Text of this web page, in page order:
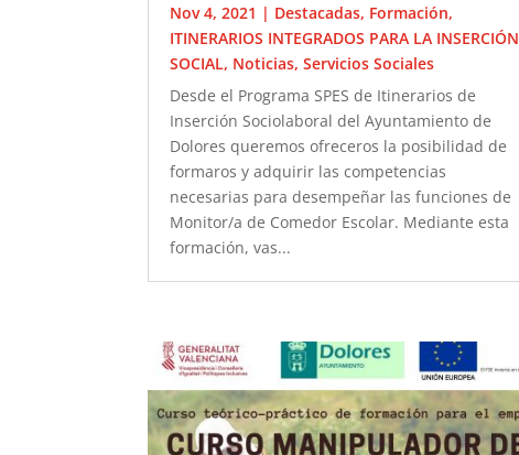
Nov 4, 2021 | Destacadas, Formación,
ITINERARIOS INTEGRADOS PARA LA INSERCIÓN
SOCIAL, Noticias,Servicios Sociales
Desde el Programa SPES de Itinerarios de
Inserción Sociolaboral del Ayuntamiento de
Dolores queremos ofreceros la posibilidad de
formaros y adquirir las competencias
necesarias para desempeñar las funciones de
Monitor/a de Comedor Escolar. Mediante esta
formación, vas...